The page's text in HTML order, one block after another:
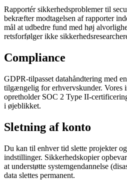
Rapportér sikkerhedsproblemer til
bekræfter modtagelsen af rapporter
mål at udbedre fund med høj
retsforfølger ikke
Compliance
GDPR-tilpasset datahåndtering med
tilgængelig for erhvervskunder. Vores
opretholder SOC 2 Type II-
i øjeblikket.
Sletning af konto
Du kan til enhver tid slette projekter
indstillinger. Sikkerhedskopier
at understøtte systemgendannelse
data slettes permanent.